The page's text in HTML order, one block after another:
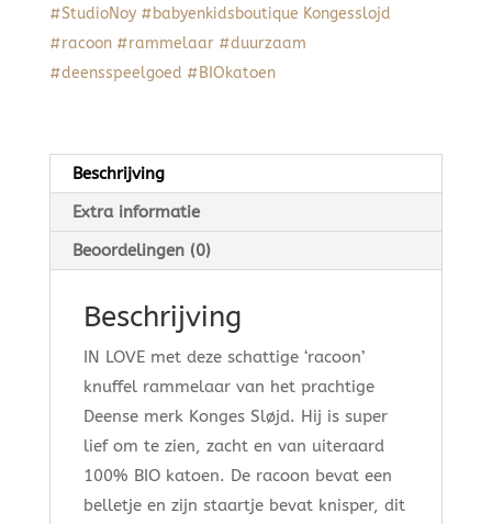
#StudioNoy #babyenkidsboutique Kongesslojd
#racoon #rammelaar #duurzaam
#deensspeelgoed #BIOkatoen
Beschrijving
Extra informatie
Beoordelingen (0)
Beschrijving
IN LOVE met deze schattige ‘racoon’
knuffel rammelaar van het prachtige
Deense merk Konges Sløjd. Hij is super
lief om te zien, zacht en van uiteraard
100% BIO katoen. De racoon bevat een
belletje en zijn staartje bevat knisper, dit